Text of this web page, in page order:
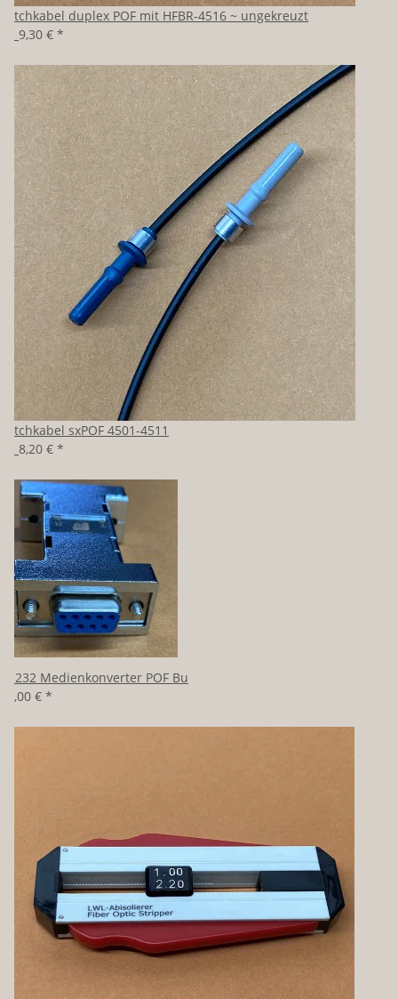
Patchkabel duplex POF mit HFBR-4516 ~ ungekreuzt
9,30 € *
Patchkabel sxPOF 4501-4511
8,20 € *
RS232 Medienkonverter POF Bu
98,00 € *